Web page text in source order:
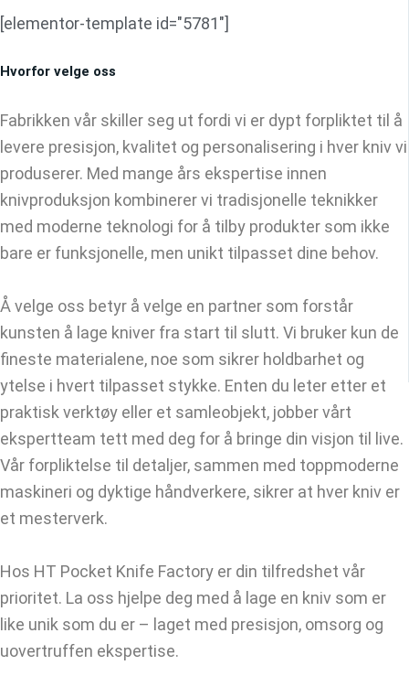
[elementor-template id="5781"]
Hvorfor velge oss
Fabrikken vår skiller seg ut fordi vi er dypt forpliktet til å
levere presisjon, kvalitet og personalisering i hver kniv vi
produserer. Med mange års ekspertise innen
knivproduksjon kombinerer vi tradisjonelle teknikker
med moderne teknologi for å tilby produkter som ikke
bare er funksjonelle, men unikt tilpasset dine behov.
Å velge oss betyr å velge en partner som forstår
kunsten å lage kniver fra start til slutt. Vi bruker kun de
fineste materialene, noe som sikrer holdbarhet og
ytelse i hvert tilpasset stykke. Enten du leter etter et
praktisk verktøy eller et samleobjekt, jobber vårt
ekspertteam tett med deg for å bringe din visjon til live.
Vår forpliktelse til detaljer, sammen med toppmoderne
maskineri og dyktige håndverkere, sikrer at hver kniv er
et mesterverk.
Hos HT Pocket Knife Factory er din tilfredshet vår
prioritet. La oss hjelpe deg med å lage en kniv som er
like unik som du er – laget med presisjon, omsorg og
uovertruffen ekspertise.